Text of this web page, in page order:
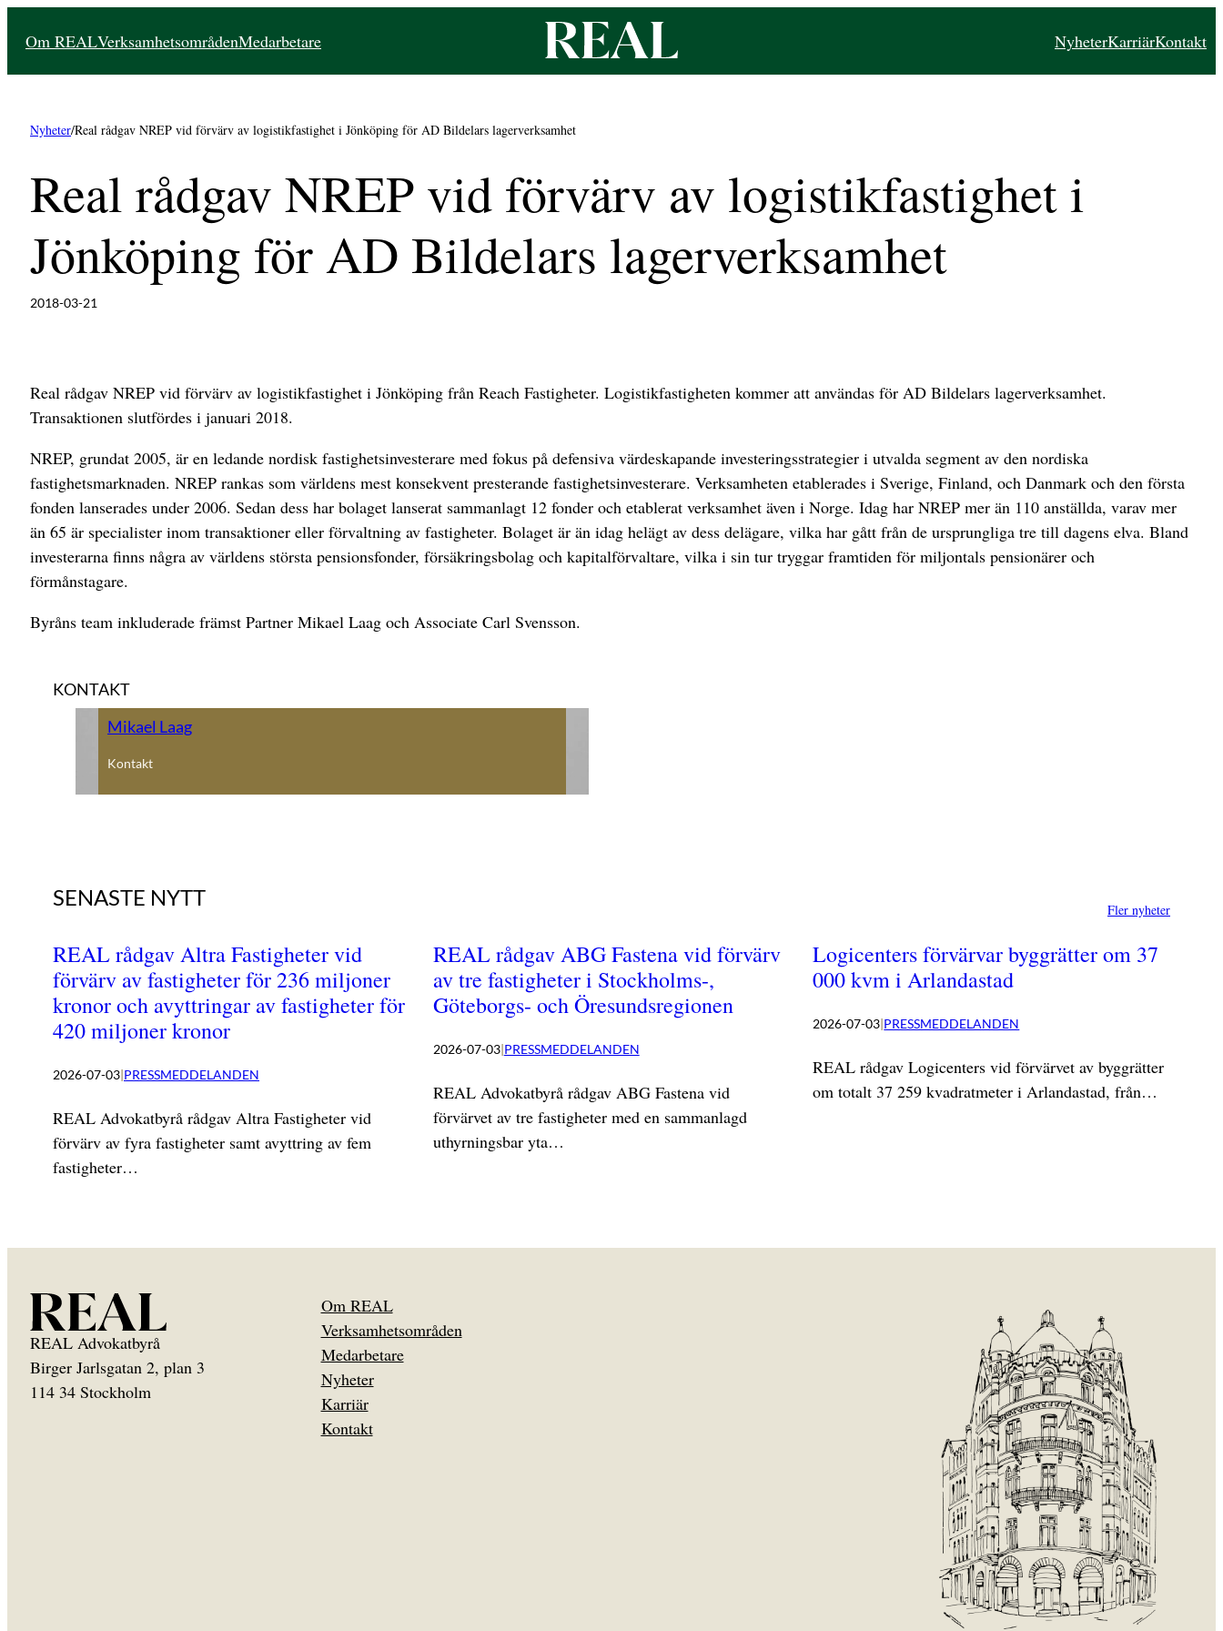
Om REALVerksamhetsområdenMedarbetare NyheterKarriärKontakt
Nyheter/Real rådgav NREP vid förvärv av logistikfastighet i Jönköping för AD Bildelars lagerverksamhet
Real rådgav NREP vid förvärv av logistikfastighet i
Jönköping för AD Bildelars lagerverksamhet
2018-03-21
Real rådgav NREP vid förvärv av logistikfastighet i Jönköping från Reach Fastigheter. Logistikfastigheten kommer att användas för AD Bildelars lagerverksamhet.
Transaktionen slutfördes i januari 2018.
NREP, grundat 2005, är en ledande nordisk fastighetsinvesterare med fokus på defensiva värdeskapande investeringsstrategier i utvalda segment av den nordiska
fastighetsmarknaden. NREP rankas som världens mest konsekvent presterande fastighetsinvesterare. Verksamheten etablerades i Sverige, Finland, och Danmark och den första
fonden lanserades under 2006. Sedan dess har bolaget lanserat sammanlagt 12 fonder och etablerat verksamhet även i Norge. Idag har NREP mer än 110 anställda, varav mer
än 65 är specialister inom transaktioner eller förvaltning av fastigheter. Bolaget är än idag helägt av dess delägare, vilka har gått från de ursprungliga tre till dagens elva. Bland
investerarna finns några av världens största pensionsfonder, försäkringsbolag och kapitalförvaltare, vilka i sin tur tryggar framtiden för miljontals pensionärer och
förmånstagare.
Byråns team inkluderade främst Partner Mikael Laag och Associate Carl Svensson.
KONTAKT
Mikael Laag
Kontakt
SENASTE NYTT Fler nyheter
REAL rådgav Altra Fastigheter vid
förvärv av fastigheter för 236 miljoner
kronor och avyttringar av fastigheter för
420 miljoner kronor
2026-07-03|PRESSMEDDELANDEN
REAL Advokatbyrå rådgav Altra Fastigheter vid
förvärv av fyra fastigheter samt avyttring av fem
fastigheter…
REAL rådgav ABG Fastena vid förvärv
av tre fastigheter i Stockholms-,
Göteborgs- och Öresundsregionen
2026-07-03|PRESSMEDDELANDEN
REAL Advokatbyrå rådgav ABG Fastena vid
förvärvet av tre fastigheter med en sammanlagd
uthyrningsbar yta…
Logicenters förvärvar byggrätter om 37
000 kvm i Arlandastad
2026-07-03|PRESSMEDDELANDEN
REAL rådgav Logicenters vid förvärvet av byggrätter
om totalt 37 259 kvadratmeter i Arlandastad, från…
REAL Advokatbyrå
Birger Jarlsgatan 2, plan 3
114 34 Stockholm
Om REAL
Verksamhetsområden
Medarbetare
Nyheter
Karriär
Kontakt